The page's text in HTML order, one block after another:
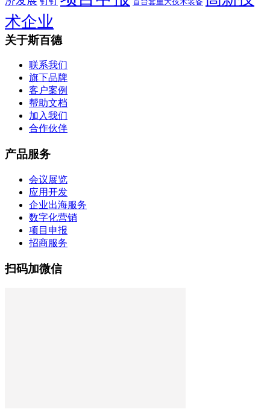
术企业
关于斯百德
联系我们
旗下品牌
客户案例
帮助文档
加入我们
合作伙伴
产品服务
会议展览
应用开发
企业出海服务
数字化营销
项目申报
招商服务
扫码加微信